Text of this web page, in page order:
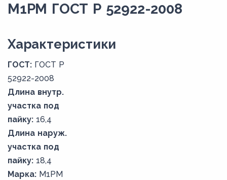
М1РМ ГОСТ Р 52922-2008
Xарактеристики
ГОСТ: ГОСТ Р
52922-2008
Длина внутр.
участка под
пайку: 16,4
Длина наруж.
участка под
пайку: 18,4
Марка: М1РМ